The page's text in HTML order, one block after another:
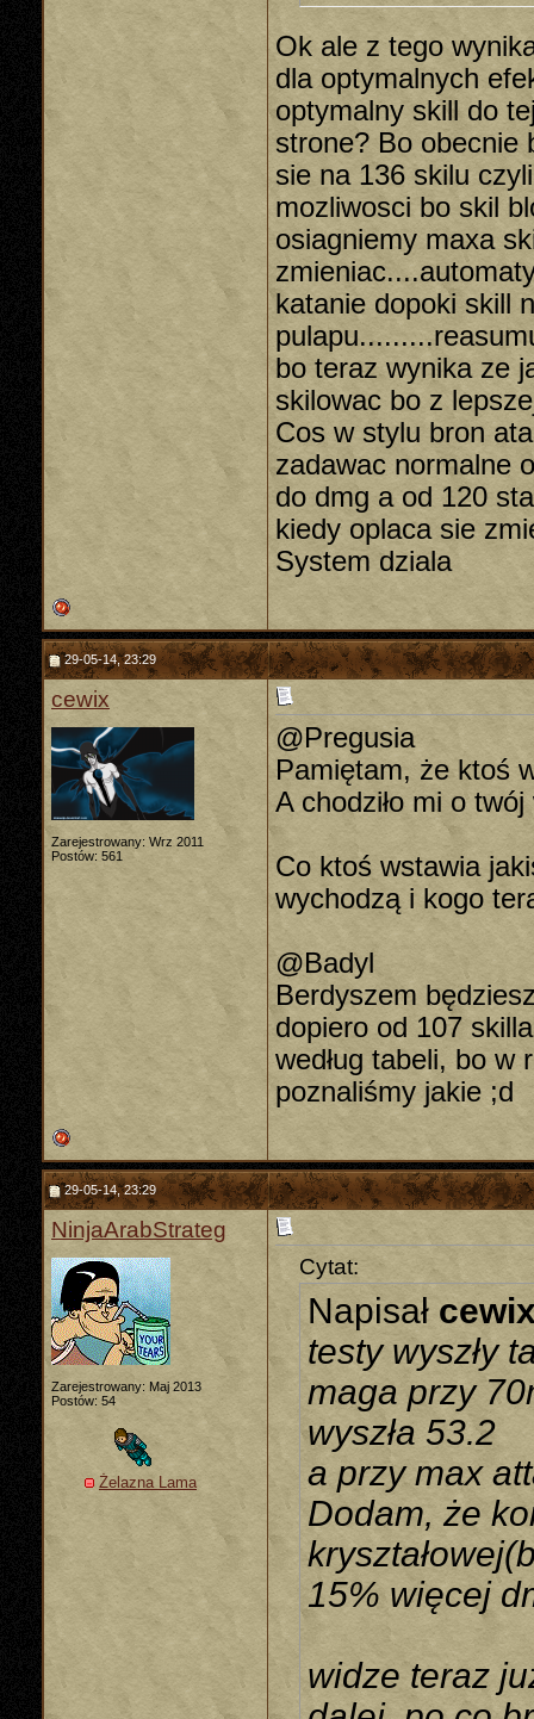
Ok ale z tego
dla optymalnych
optymalny skill do
strone? Bo obecnie
sie na 136 skilu
mozliwosci bo skil
osiagniemy maxa
katanie dopoki skill
bo teraz wynika ze
skilowac bo z
Cos w stylu bron
zadawac normalne
do dmg a od 120
kiedy oplaca sie
System dziala
29-05-14, 23:29
cewix
Zarejestrowany: Wrz 2011
Postów: 561
@Pregusia
Pamiętam, że ktoś
A chodziło mi o
Co ktoś wstawia
wychodzą i kogo
@Badyl
Berdyszem
dopiero od 107
według tabeli, bo w
poznaliśmy jakie ;d
29-05-14, 23:29
NinjaArabStrateg
Zarejestrowany: Maj 2013
Postów: 54
Żelazna Lama
Cytat:
Napisał
testy wyszły
maga przy
wyszła 53.2
a przy max
Dodam, że
15% więcej
widze teraz